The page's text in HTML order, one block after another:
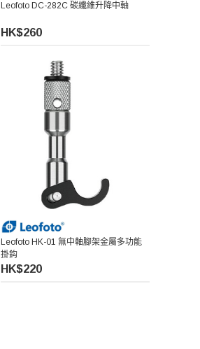
Leofoto DC-282C 碳纖維升降中軸
HK$260
Leofoto HK-01 無中軸腳架金屬多功能
掛鈎
HK$220